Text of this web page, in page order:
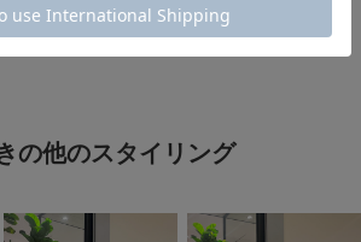
の他のスタイリング